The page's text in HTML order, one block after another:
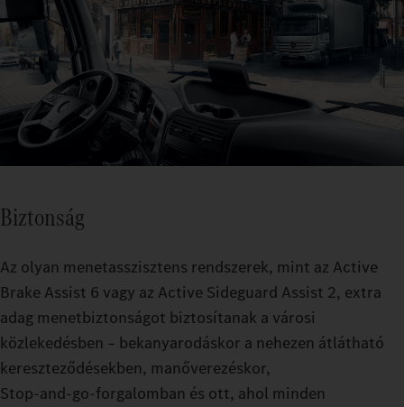
Biztonság
Az olyan menetasszisztens rendszerek, mint az Active
Brake Assist 6 vagy az Active Sideguard Assist 2, extra
adag menetbiztonságot biztosítanak a városi
közlekedésben – bekanyarodáskor a nehezen átlátható
kereszteződésekben, manőverezéskor,
Stop‑and‑go‑forgalomban és ott, ahol minden